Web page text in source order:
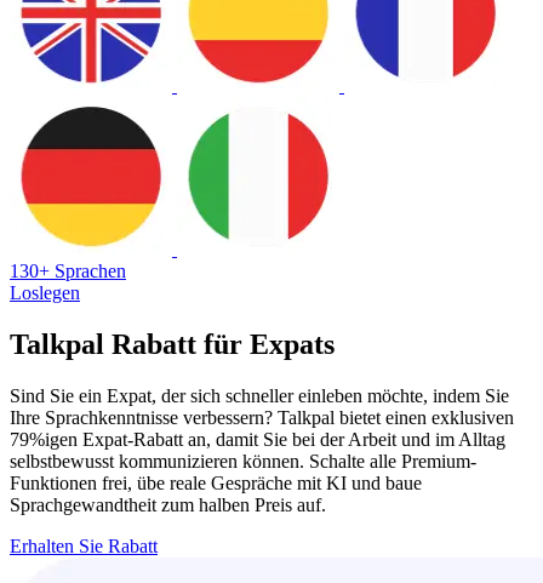
130+ Sprachen
Loslegen
Talkpal Rabatt für Expats
Sind Sie ein Expat, der sich schneller einleben möchte, indem Sie
Ihre Sprachkenntnisse verbessern? Talkpal bietet einen exklusiven
79%igen Expat-Rabatt an, damit Sie bei der Arbeit und im Alltag
selbstbewusst kommunizieren können. Schalte alle Premium-
Funktionen frei, übe reale Gespräche mit KI und baue
Sprachgewandtheit zum halben Preis auf.
Erhalten Sie Rabatt